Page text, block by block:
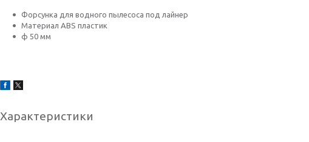
Форсунка для водного пылесоса под лайнер
Материал ABS пластик
ф 50 мм
Характеристики